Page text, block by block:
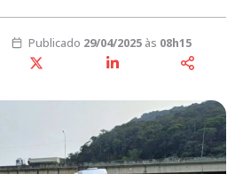
Publicado 29/04/2025às 08h15